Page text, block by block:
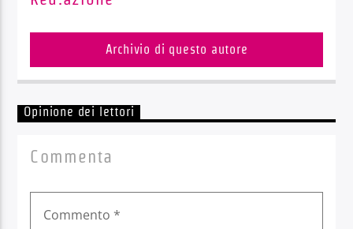
Archivio di questo autore
Opinione dei lettori
Commenta